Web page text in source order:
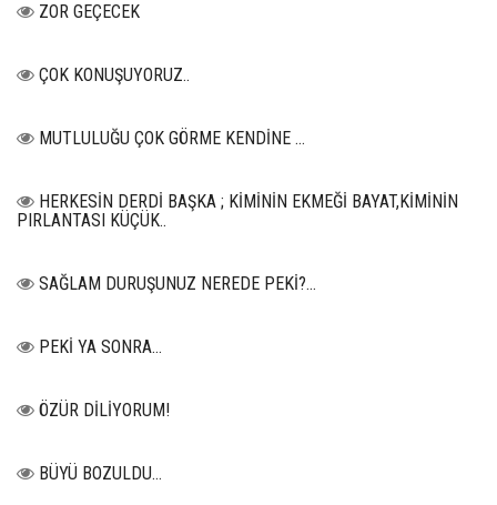
ZOR GEÇECEK
ÇOK KONUŞUYORUZ..
MUTLULUĞU ÇOK GÖRME KENDİNE …
HERKESİN DERDİ BAŞKA ; KİMİNİN EKMEĞİ BAYAT,KİMİNİN
PIRLANTASI KÜÇÜK..
SAĞLAM DURUŞUNUZ NEREDE PEKİ?...
PEKİ YA SONRA…
ÖZÜR DİLİYORUM!
BÜYÜ BOZULDU…